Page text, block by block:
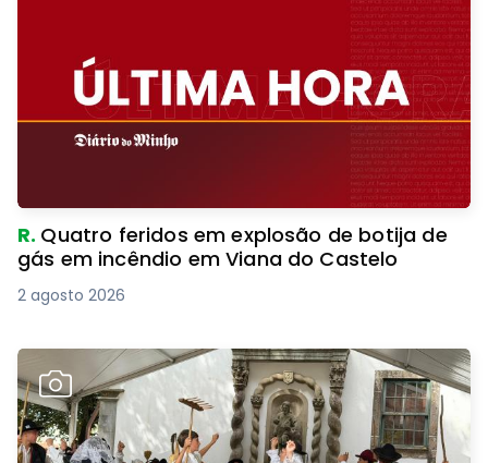
R. Quatro feridos em explosão de botija de
gás em incêndio em Viana do Castelo
2 agosto 2026